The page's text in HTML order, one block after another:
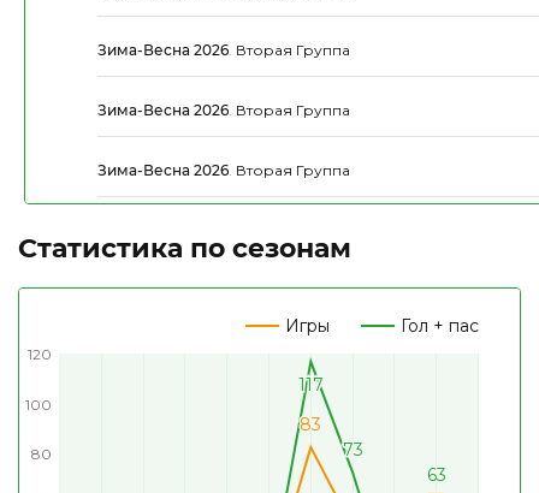
Зима-Весна 2026. Вторая Группа
Зима-Весна 2026. Вторая Группа
Зима-Весна 2026. Вторая Группа
Статистика по сезонам
Игры Гол + пас
80
100
120
83
83
117
117
73
73
63
63